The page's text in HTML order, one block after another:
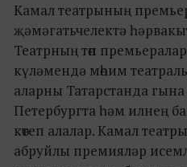
Камал театрының
җәмәгатьчелектә
Театрның төп
күләмендә мөһим
аларны Татарстанда
Петербургта һәм илнең
көтеп алалар. Камал
абруйлы премияләр